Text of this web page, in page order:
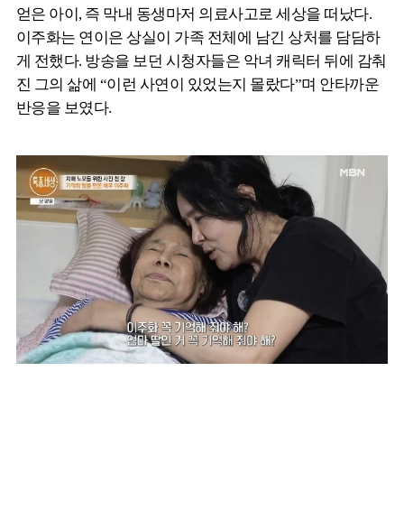
얻은 아이, 즉 막내 동생마저 의료사고로 세상을 떠났다.
이주화는 연이은 상실이 가족 전체에 남긴 상처를 담담하
게 전했다. 방송을 보던 시청자들은 악녀 캐릭터 뒤에 감춰
진 그의 삶에 “이런 사연이 있었는지 몰랐다”며 안타까운
반응을 보였다.